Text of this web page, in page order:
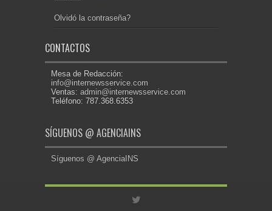
Olvidó la contraseña?
CONTACTOS
Mesa de Redacción:
info@internewsservice.com
Ventas: admin@internewsservice.com
Teléfono: 787.368.6353
SÍGUENOS @ AGENCIAINS
Síguenos @ AgenciaINS